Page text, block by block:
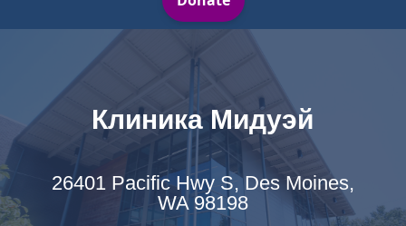
Клиника Мидуэй
26401 Pacific Hwy S, Des Moines,
WA 98198